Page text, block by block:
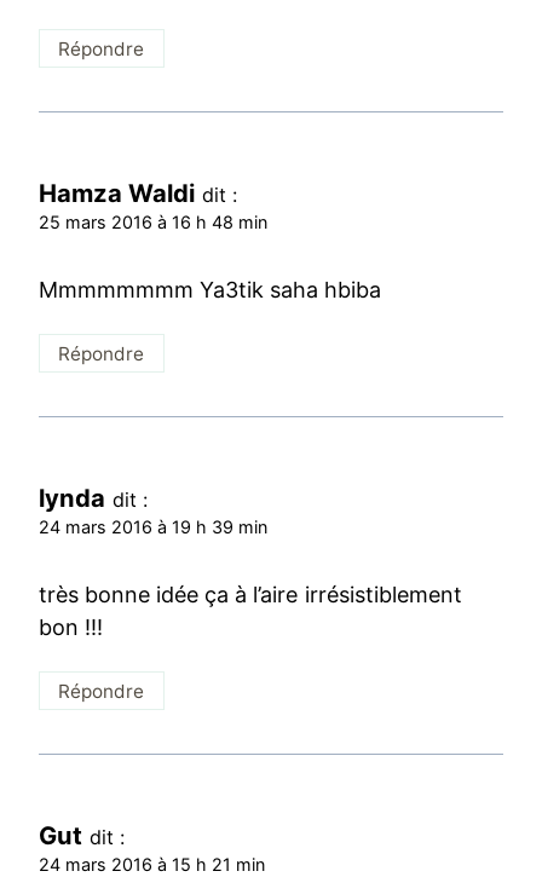
Répondre
Hamza Waldi dit :
25 mars 2016 à 16 h 48 min
Mmmmmmmm Ya3tik saha hbiba
Répondre
lynda dit :
24 mars 2016 à 19 h 39 min
très bonne idée ça à l’aire irrésistiblement
bon !!!
Répondre
Gut dit :
24 mars 2016 à 15 h 21 min